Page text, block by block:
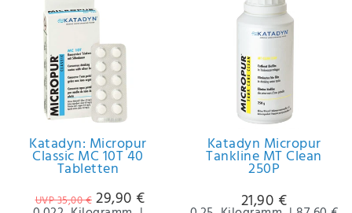
Katadyn: Micropur
Classic MC 10T 40
Tabletten
UVP 35,00 € 29,90 €
Katadyn Micropur
Tankline MT Clean
250P
21,90 €